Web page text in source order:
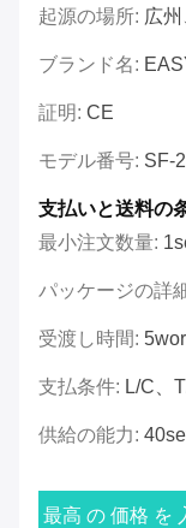
起源の場所: 広州
ブランド名:
証明: CE
モデル番号: SF-
支払いと送料の
最小注文数量:
パッケージの詳
受渡し時間:
支払条件: L/C、
供給の能力:
最高 の 価格 を